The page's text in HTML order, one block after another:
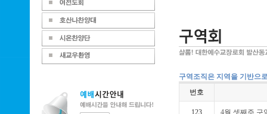
구역조직은 지역을 기반으
번호
123 4월 셋째주 구